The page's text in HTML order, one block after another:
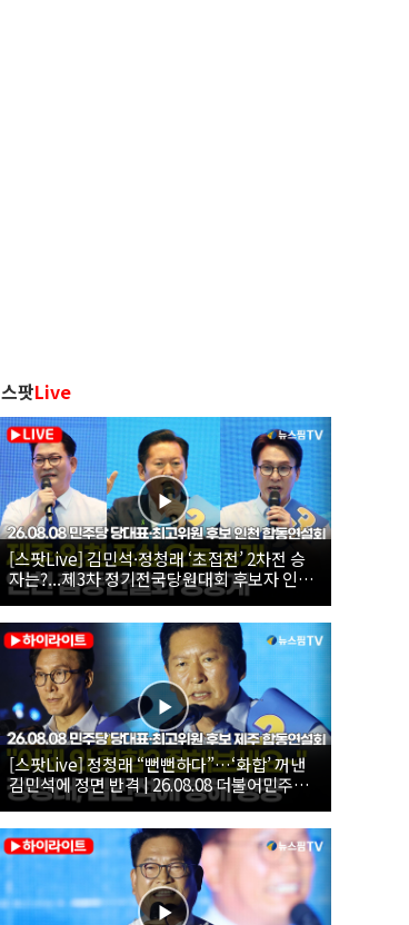
스팟Live
[스팟Live] 김민석·정청래 ‘초접전’ 2차전 승
자는?...제3차 정기전국당원대회 후보자 인천
합동연설회 생중계 | 26.08.08
[스팟Live] 정청래 “뻔뻔하다”…‘화합’ 꺼낸
김민석에 정면 반격 | 26.08.08 더불어민주당
당대표·최고위원 후보 제주 합동연설회